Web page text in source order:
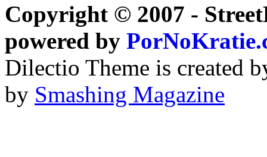
Copyright © 2007 -
powered by
Dilectio Theme is created
by Smashing Magazine